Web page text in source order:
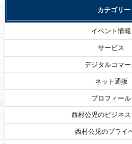
カテゴリー
イベント情報
サービス
デジタルコマー
ネット通販
プロフィール
西村公児のビジネ
西村公児のプライ